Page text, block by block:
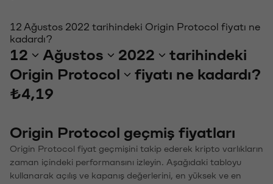
12 Ağustos 2022 tarihindeki Origin Protocol fiyatı ne
kadardı?
12 Ağustos 2022
tarihindeki
Origin Protocol
fiyatı ne kadardı?
₺4,19
Origin Protocol geçmiş fiyatları
Origin Protocol fiyat geçmişini takip ederek kripto varlıkların
zaman içindeki performansını izleyin. Aşağıdaki tabloyu
kullanarak açılış ve kapanış değerlerini, en yüksek ve en